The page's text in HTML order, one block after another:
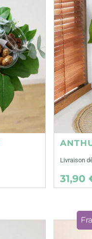
Livraison
31,90